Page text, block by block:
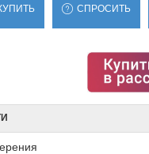
СПРОСИТЬ